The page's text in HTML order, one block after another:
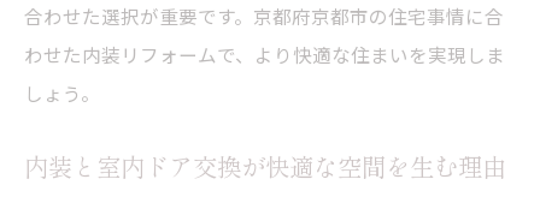
合わせた選択が重要です。京都府京都市の住宅事情に合
わせた内装リフォームで、より快適な住まいを実現しま
しょう。
内装と室内ドア交換が快適な空間を生む理由